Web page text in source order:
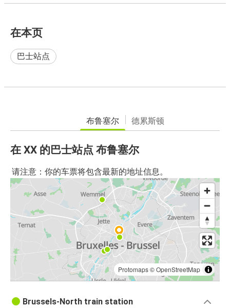
在本页
巴士站点
布鲁塞尔 德累斯顿
在 XX 的巴士站点 布鲁塞尔
请注意：你的车票将包含最新的地址信息。
Protomaps©OpenStreetMap
Brussels-North train station